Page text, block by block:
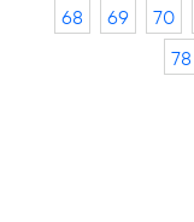
68
69 70
78